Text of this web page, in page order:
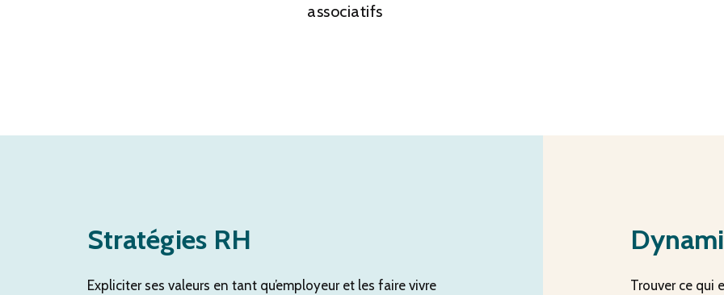
associatifs
Stratégies RH
Expliciter ses valeurs en tant qu’employeur et les faire vivre
Trouver ce qui